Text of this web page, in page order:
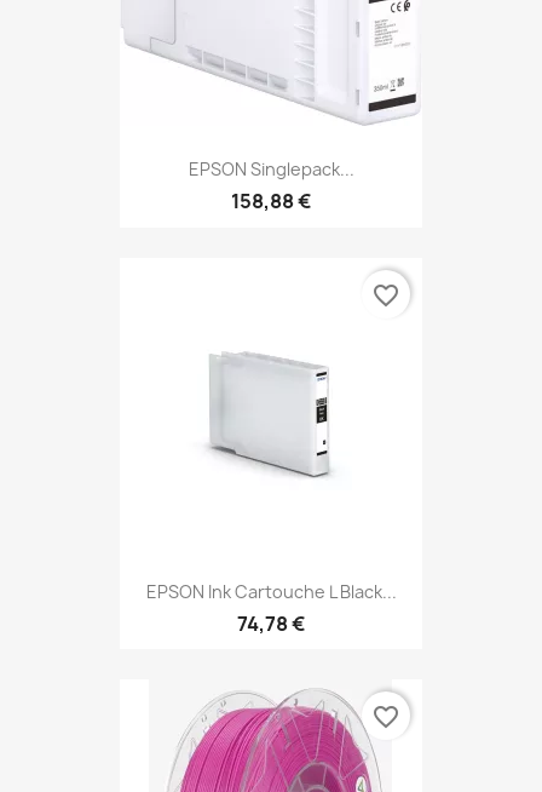
EPSON Singlepack...
158,88 €
EPSON Ink Cartouche L Black...
74,78 €
favorite_border
favorite_border